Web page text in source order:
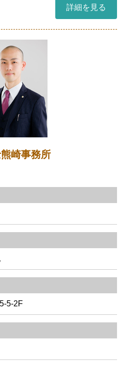
詳細を見る
崎事務所
5-2F